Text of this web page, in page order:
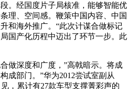
。经国度片子局核准，能够智能优
理、空间感。鞭策中国内容、中国
和海外推广。“此次计谋合做标记
国产化历程中迈出了环节一步。此
深度和广度，”高戟暗示。将成
成部门。”华为2012尝试室副从
，累计有27款车型支撑菁彩声的